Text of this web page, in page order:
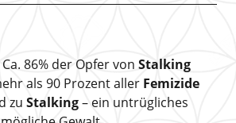
86% der Opfer von Stalking
als 90 Prozent aller Femizide
zu Stalking– ein untrügliches